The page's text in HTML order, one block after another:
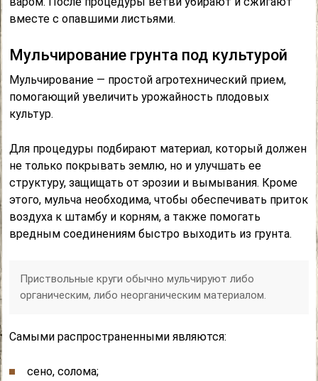
вместе с опавшими листьями.
Мульчирование грунта под культурой
Мульчирование — простой агротехнический прием,
помогающий увеличить урожайность плодовых
культур.
Для процедуры подбирают материал, который должен
не только покрывать землю, но и улучшать ее
структуру, защищать от эрозии и вымывания. Кроме
этого, мульча необходима, чтобы обеспечивать приток
воздуха к штамбу и корням, а также помогать
вредным соединениям быстро выходить из грунта.
Приствольные круги обычно мульчируют либо
органическим, либо неорганическим материалом.
Самыми распространенными являются:
сено, солома;